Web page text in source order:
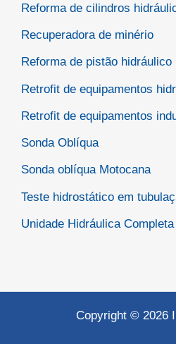
Reforma de cilindros
Recuperadora de minério
Reforma de pistão hidráulico
Retrofit de equipamentos
Retrofit de equipamentos
Sonda Oblíqua
Sonda oblíqua Motocana
Teste hidrostático em
Unidade Hidráulica Completa
Copyright © 2026